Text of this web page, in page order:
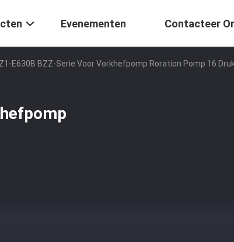
Evenementen Contacteer
E630B BZZ-Serie Voor Vorkhefpomp Roration Pomp 16